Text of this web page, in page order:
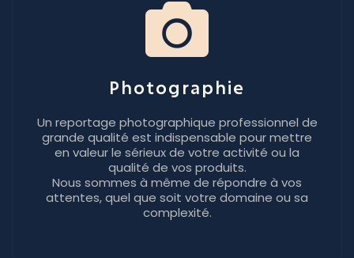
Photographie
Un reportage photographique professionnel de
grande qualité est indispensable pour mettre
en valeur le sérieux de votre activité ou la
qualité de vos produits.
Nous sommes à même de répondre à vos
attentes, quel que soit votre domaine ou sa
complexité.